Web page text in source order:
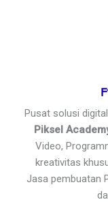
Pusat solusi
Piksel
Video,
kreativitas
Jasa pembuatan